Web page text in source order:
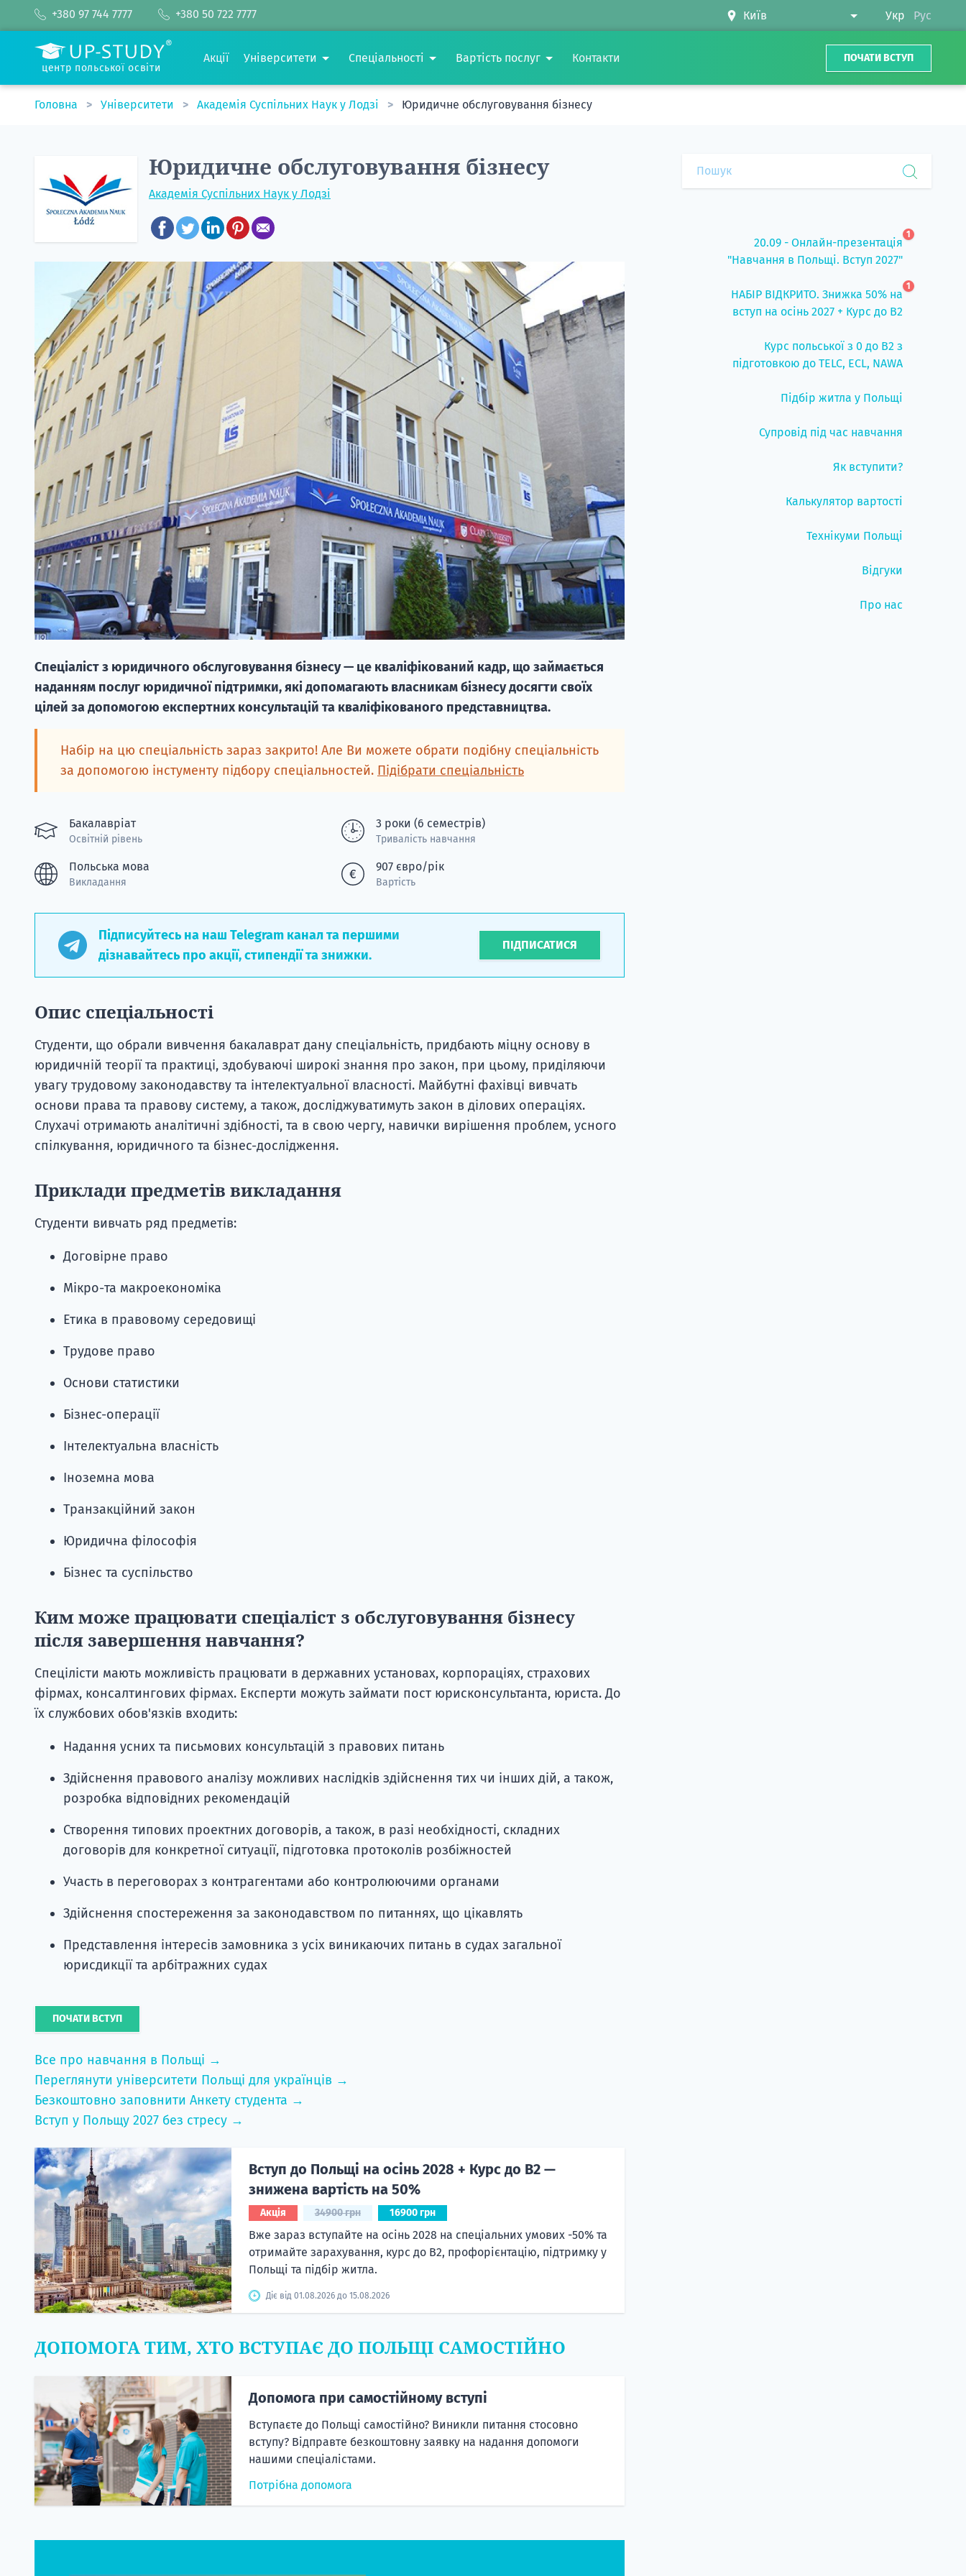
+380 97 744 7777 +380 50 722 7777 Укр Рус
центр польської освіти
Акції Університети Спеціальності Вартість послуг Контакти ПОЧАТИ ВСТУП
Головна Університети Академія Суспільних Наук у Лодзі Юридичне обслуговування бізнесу
Юридичне обслуговування бізнесу
Академія Суспільних Наук у Лодзі
Спеціаліст з юридичного обслуговування бізнесу — це кваліфікований кадр, що займається
наданням послуг юридичної підтримки, які допомагають власникам бізнесу досягти своїх
цілей за допомогою експертних консультацій та кваліфікованого представництва.
Набір на цю спеціальність зараз закрито! Але Ви можете обрати подібну спеціальність
за допомогою інстументу підбору спеціальностей. Підібрати спеціальність
Бакалавріат
Освітній рівень
3 роки (6 семестрів)
Тривалість навчання
Польська мова
Викладання
907 євро/рік
Вартість
Підписуйтесь на наш Telegram канал та першими
дізнавайтесь про акції, стипендії та знижки.
ПІДПИСАТИСЯ
Опис спеціальності
Студенти, що обрали вивчення бакалаврат дану спеціальність, придбають міцну основу в
юридичній теорії та практиці, здобуваючі широкі знання про закон, при цьому, приділяючи
увагу трудовому законодавству та інтелектуальної власності. Майбутні фахівці вивчать
основи права та правову систему, а також, досліджуватимуть закон в ділових операціях.
Слухачі отримають аналітичні здібності, та в свою чергу, навички вирішення проблем, усного
спілкування, юридичного та бізнес-дослідження.
Приклади предметів викладання
Студенти вивчать ряд предметів:
Договірне право
Мікро-та макроекономіка
Етика в правовому середовищі
Трудове право
Основи статистики
Бізнес-операції
Інтелектуальна власність
Іноземна мова
Транзакційний закон
Юридична філософія
Бізнес та суспільство
Ким може працювати спеціаліст з обслуговування бізнесу
після завершення навчання?
Спецілісти мають можливість працювати в державних установах, корпораціях, страхових
фірмах, консалтингових фірмах. Експерти можуть займати пост юрисконсультанта, юриста. До
їх службових обов'язків входить:
Надання усних та письмових консультацій з правових питань
Здійснення правового аналізу можливих наслідків здійснення тих чи інших дій, а також,
розробка відповідних рекомендацій
Створення типових проектних договорів, а також, в разі необхідності, складних
договорів для конкретної ситуації, підготовка протоколів розбіжностей
Участь в переговорах з контрагентами або контролюючими органами
Здійснення спостереження за законодавством по питаннях, що цікавлять
Представлення інтересів замовника з усіх виникаючих питань в судах загальної
юрисдикції та арбітражних судах
ПОЧАТИ ВСТУП
Все про навчання в Польщі →
Переглянути університети Польщі для українців →
Безкоштовно заповнити Анкету студента →
Вступ у Польщу 2027 без стресу →
Вступ до Польщі на осінь 2028 + Курс до B2 —
знижена вартість на 50%
Акція 34900 грн 16900 грн
Вже зараз вступайте на осінь 2028 на спеціальних умових -50% та
отримайте зарахування, курс до B2, профорієнтацію, підтримку у
Польщі та підбір житла.
Діє від 01.08.2026 до 15.08.2026
ДОПОМОГА ТИМ, ХТО ВСТУПАЄ ДО ПОЛЬЩІ САМОСТІЙНО
Допомога при самостійному вступі
Вступаєте до Польщі самостійно? Виникли питання стосовно
вступу? Відправте безкоштовну заявку на надання допомоги
нашими спеціалістами.
Потрібна допомога
20.09 - Онлайн-презентація
"Навчання в Польщі. Вступ 2027"
1
НАБІР ВІДКРИТО. Знижка 50% на
вступ на осінь 2027 + Курс до B2
1
Курс польської з 0 до B2 з
підготовкою до TELC, ECL, NAWA
Підбір житла у Польщі
Супровід під час навчання
Як вступити?
Калькулятор вартості
Технікуми Польщі
Відгуки
Про нас